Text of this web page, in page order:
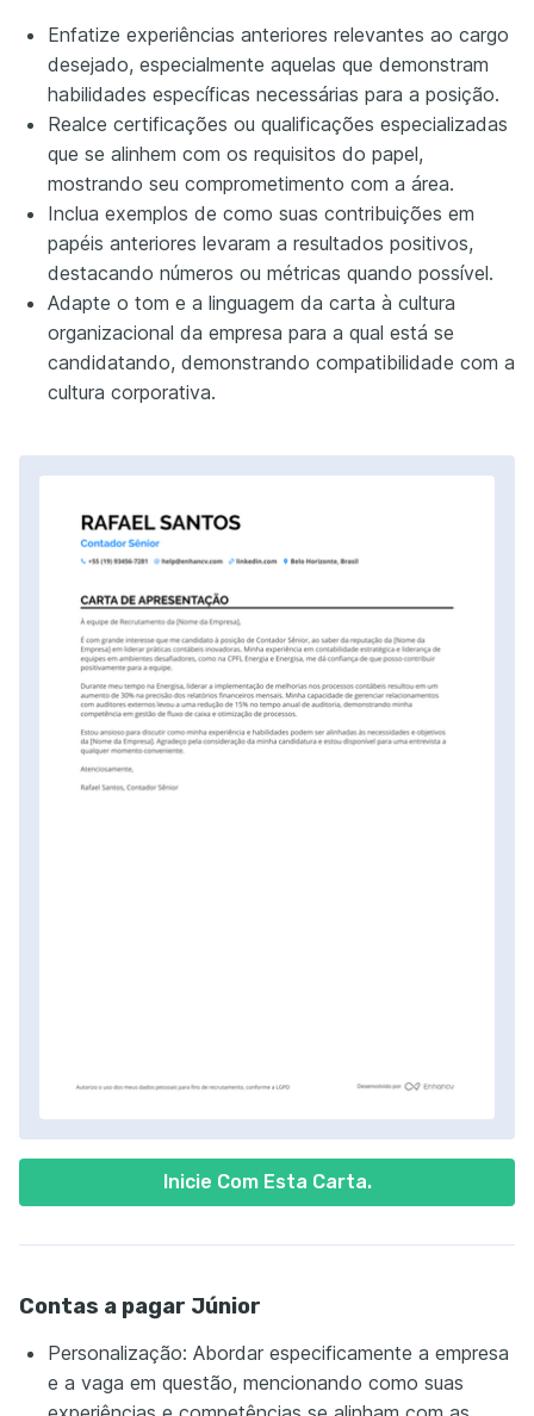
Inicie Com Esta Carta.
Enfatize experiências anteriores relevantes ao cargo
desejado, especialmente aquelas que demonstram
habilidades específicas necessárias para a posição.
Realce certificações ou qualificações especializadas
que se alinhem com os requisitos do papel,
mostrando seu comprometimento com a área.
Inclua exemplos de como suas contribuições em
papéis anteriores levaram a resultados positivos,
destacando números ou métricas quando possível.
Adapte o tom e a linguagem da carta à cultura
organizacional da empresa para a qual está se
candidatando, demonstrando compatibilidade com a
cultura corporativa.
Contas a pagar Júnior
Personalização: Abordar especificamente a empresa
e a vaga em questão, mencionando como suas